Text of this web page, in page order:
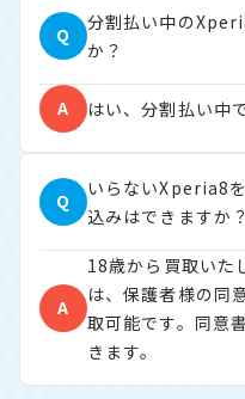
Q
分割払い中の
か？
A はい、分割払い中
Q
いらないXperia8
込みはできますか？
A
18歳から買取いた
は、保護者様の同
取可能です。同意
きます。